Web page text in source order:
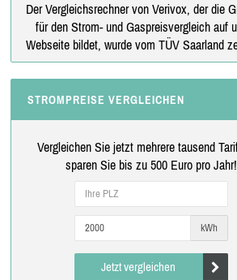
Der Vergleichsrechner von Verivox, der die
für den Strom- und Gaspreisvergleich auf
Webseite bildet, wurde vom TÜV Saarland
STROMPREISE VERGLEICHEN
Vergleichen Sie jetzt mehrere tausend
sparen Sie bis zu 500 Euro pro Jahr!
kWh
Jetzt vergleichen